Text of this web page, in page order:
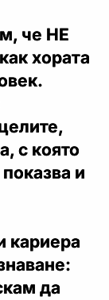
че НЕ
хората
с която
и
кариера
да